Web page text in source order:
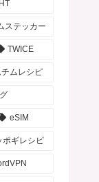
ステッカー
TWICE
ムレシピ
グ
eSIM
ポギレシピ